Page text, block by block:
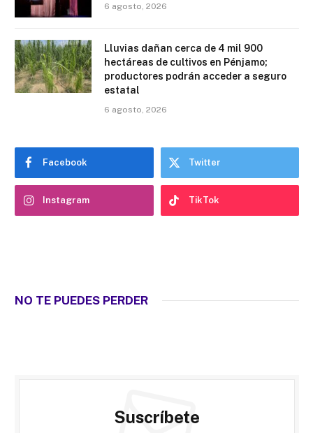
6 agosto, 2026
Lluvias dañan cerca de 4 mil 900
hectáreas de cultivos en Pénjamo;
productores podrán acceder a seguro
estatal
6 agosto, 2026
Facebook Twitter
Instagram TikTok
NO TE PUEDES PERDER
Suscríbete